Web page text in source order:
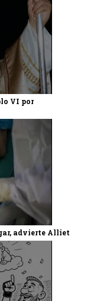
VI por
advierte Alliet